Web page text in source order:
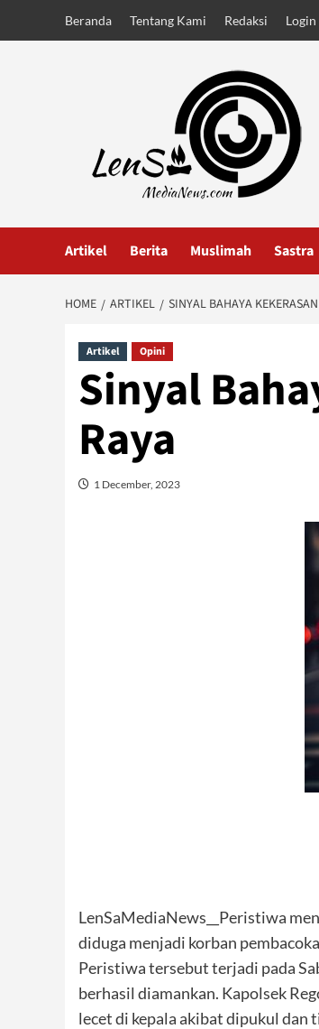
Beranda Tentang Kami Redaksi Login
Artikel Berita Muslimah Sastra
HOME ARTIKEL SINYAL BAHAYA
Artikel Opini
Sinyal
Raya
1 December, 2023
LenSaMediaNews__Peristiwa
diduga menjadi korban
Peristiwa tersebut terjadi pada
berhasil diamankan. Kapolsek
lecet di kepala akibat dipukul dan